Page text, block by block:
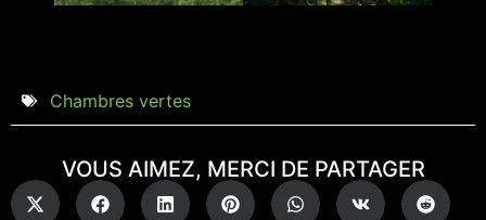
Chambres vertes
VOUS AIMEZ, MERCI DE PARTAGER